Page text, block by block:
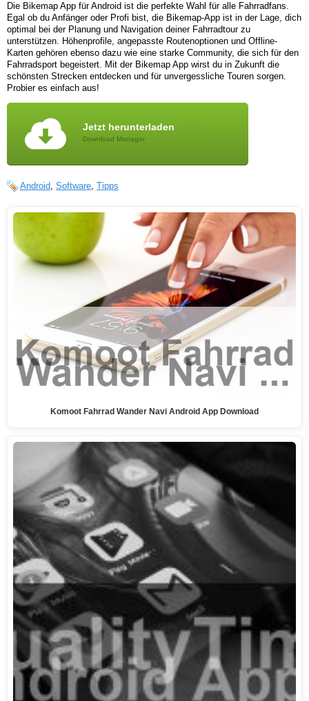
Die Bikemap App für Android ist die perfekte Wahl für alle Fahrradfans.
Egal ob du Anfänger oder Profi bist, die Bikemap-App ist in der Lage, dich
optimal bei der Planung und Navigation deiner Fahrradtour zu
unterstützen. Höhenprofile, angepasste Routenoptionen und Offline-
Karten gehören ebenso dazu wie eine starke Community, die sich für den
Fahrradsport begeistert. Mit der Bikemap App wirst du in Zukunft die
schönsten Strecken entdecken und für unvergessliche Touren sorgen.
Probier es einfach aus!
Jetzt herunterladen
Download Manager
Android, Software, Tipps
Komoot Fahrrad Wander Navi Android App Download